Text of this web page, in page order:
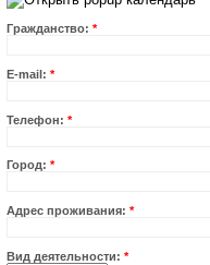
Гражданство: *
Е-mail: *
Телефон: *
Город: *
Адрес проживания: *
Вид деятельности: *